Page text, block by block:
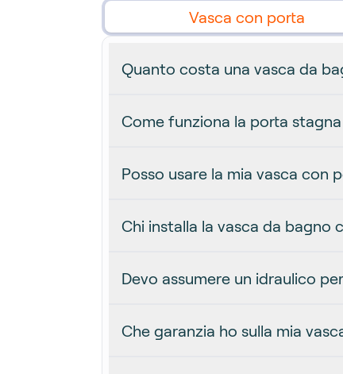
Vasca con porta
Quanto costa una vasca da
Come funziona la porta
Posso usare la mia vasca con
Chi installa la vasca da bagno
Devo assumere un idraulico
Che garanzia ho sulla mia